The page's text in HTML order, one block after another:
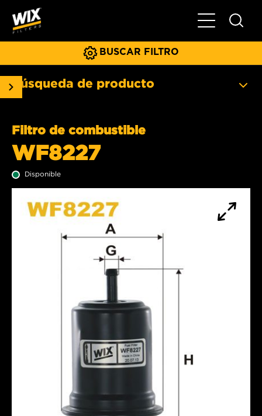
Menú
BUSCAR FILTRO
Búsqueda de producto
Filtro de combustible
WF8227
Disponible